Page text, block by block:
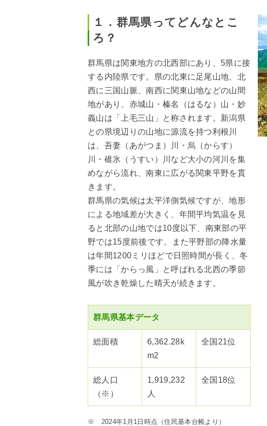
１．群馬県ってどんなとこ
ろ？
群馬県は関東地方の北西部にあり、5県に接
する内陸県です。県の北東に足尾山地、北
西に三国山脈、南西に関東山地などの山間
地があり、赤城山・榛名（はるな）山・妙
義山は「上毛三山」と称されます。新潟県
との県境辺りの山地に源流を持つ利根川
は、吾妻（あがつま）川・烏（からす）
川・碓氷（うすい）川など大小の河川を集
めながら流れ、南東に広がる関東平野を貫
きます。
群馬県の気候は太平洋側気候ですが、地形
による地域差が大きく、年間平均気温を見
ると北部の山地では10度以下、南東部の平
野では15度前後です。また平野部の降水量
は年間1200ミリほどで日照時間が長く、冬
季には「からっ風」と呼ばれる北西の季節
風が吹き乾燥した晴天が続きます。
群馬県基本データ
総面積
6,362.28k
m2
全国21位
総人口
（※）
1,919,232
人
全国18位
※ 2024年1月1日時点（住民基本台帳より）